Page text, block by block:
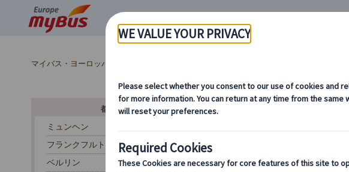
マイバス・ヨーロッパ
都市から探す
ミュンヘン
フランクフルト
ベルリン